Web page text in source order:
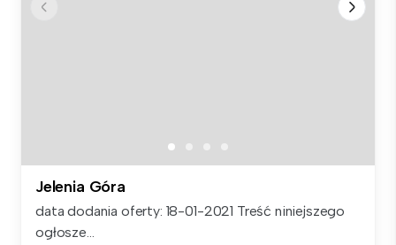
Jelenia Góra
data dodania oferty: 18-01-2021 Treść niniejszego
ogłosze...